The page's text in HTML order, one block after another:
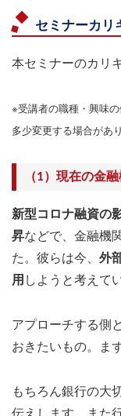
セミナーカリ
本セミナーのカリ
※受講者の職種・興味
多少変更する場合があ
（1）現在の金
新型コロナ融資の
昇などで、金融機
た。彼らは今、 外
用 しようと考えて
アプローチする側
おきたいもの。ま
もちろん銀行の大